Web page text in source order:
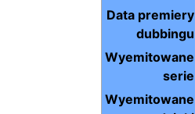
Data premiery
dubbingu
Wyemitowane
serie
Wyemitowane